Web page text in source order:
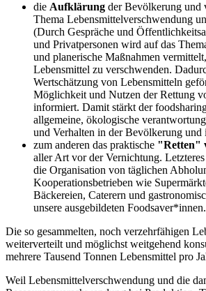
die Aufklärung der Bevölkerung und
Thema Lebensmittelverschwendung
(Durch Gespräche und
und Privatpersonen wird auf das
und planerische Maßnahmen
Lebensmittel zu verschwenden.
Wertschätzung von Lebensmitteln
Möglichkeit und Nutzen der Rettung
informiert. Damit stärkt der
allgemeine, ökologische
und Verhalten in der Bevölkerung und
zum anderen das praktische "Retten"
aller Art vor der Vernichtung.
die Organisation von täglichen
Kooperationsbetrieben wie
Bäckereien, Caterern und
unsere ausgebildeten Foodsaver*innen.
Die so gesammelten, noch verzehrfähigen
weiterverteilt und möglichst weitgehend
mehrere Tausend Tonnen Lebensmittel pro
Weil Lebensmittelverschwendung und die